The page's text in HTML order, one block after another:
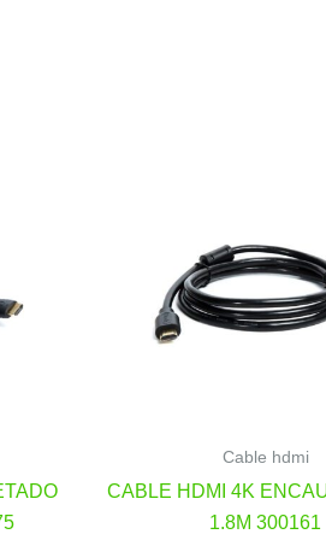
Cable hdmi
CABLE HDMI 4K
1.8M 300161